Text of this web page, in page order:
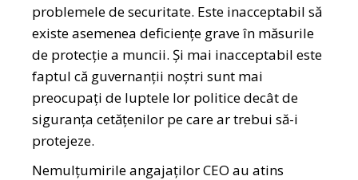
problemele de securitate. Este inacceptabil să
existe asemenea deficiențe grave în măsurile
de protecție a muncii. Și mai inacceptabil este
faptul că guvernanții noștri sunt mai
preocupați de luptele lor politice decât de
siguranța cetățenilor pe care ar trebui să-i
protejeze.
Nemulțumirile angajaților CEO au atins